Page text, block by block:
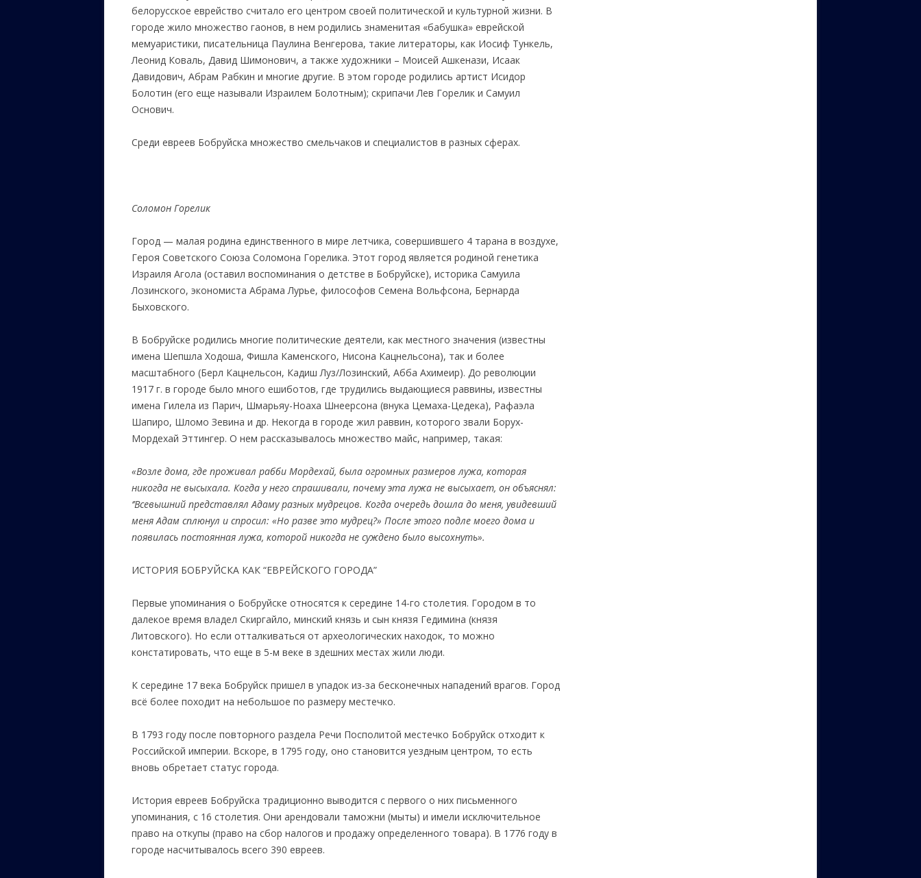
белорусское еврейство считало его центром своей политической и культурной жизни. В
городе жило множество гаонов, в нем родились знаменитая «бабушка» еврейской
мемуаристики, писательница Паулина Венгерова, такие литераторы, как Иосиф Тункель,
Леонид Коваль, Давид Шимонович, а также художники – Моисей Ашкенази, Исаак
Давидович, Абрам Рабкин и многие другие. В этом городе родились артист Исидор
Болотин (его еще называли Израилем Болотным); скрипачи Лев Горелик и Самуил
Основич.
Среди евреев Бобруйска множество смельчаков и специалистов в разных сферах.
Соломон Горелик
Город — малая родина единственного в мире летчика, совершившего 4 тарана в воздухе,
Героя Советского Союза Соломона Горелика. Этот город является родиной генетика
Израиля Агола (оставил воспоминания о детстве в Бобруйске), историка Самуила
Лозинского, экономиста Абрама Лурье, философов Семена Вольфсона, Бернарда
Быховского.
В Бобруйске родились многие политические деятели, как местного значения (известны
имена Шепшла Ходоша, Фишла Каменского, Нисона Кацнельсона), так и более
масштабного (Берл Кацнельсон, Кадиш Луз/Лозинский, Абба Ахимеир). До революции
1917 г. в городе было много ешиботов, где трудились выдающиеся раввины, известны
имена Гилела из Парич, Шмарьяу-Ноаха Шнеерсона (внука Цемаха-Цедека), Рафаэла
Шапиро, Шломо Зевина и др. Некогда в городе жил раввин, которого звали Борух-
Мордехай Эттингер. О нем рассказывалось множество майс, например, такая:
«Возле дома, где проживал рабби Мордехай, была огромных размеров лужа, которая
никогда не высыхала. Когда у него спрашивали, почему эта лужа не высыхает, он объяснял:
‘’Всевышний представлял Адаму разных мудрецов. Когда очередь дошла до меня, увидевший
меня Адам сплюнул и спросил: «Но разве это мудрец?» После этого подле моего дома и
появилась постоянная лужа, которой никогда не суждено было высохнуть».
ИСТОРИЯ БОБРУЙСКА КАК “ЕВРЕЙСКОГО ГОРОДА”
Первые упоминания о Бобруйске относятся к середине 14-го столетия. Городом в то
далекое время владел Скиргайло, минский князь и сын князя Гедимина (князя
Литовского). Но если отталкиваться от археологических находок, то можно
констатировать, что еще в 5-м веке в здешних местах жили люди.
К середине 17 века Бобруйск пришел в упадок из-за бесконечных нападений врагов. Город
всё более походит на небольшое по размеру местечко.
В 1793 году после повторного раздела Речи Посполитой местечко Бобруйск отходит к
Российской империи. Вскоре, в 1795 году, оно становится уездным центром, то есть
вновь обретает статус города.
История евреев Бобруйска традиционно выводится с первого о них письменного
упоминания, с 16 столетия. Они арендовали таможни (мыты) и имели исключительное
право на откупы (право на сбор налогов и продажу определенного товара). В 1776 году в
городе насчитывалось всего 390 евреев.